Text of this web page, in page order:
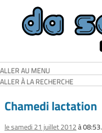
ALLER AU MENU
ALLER À LA RECHERCHE
Chamedi lactation
le samedi 21 juillet 2012à 08:53.